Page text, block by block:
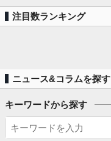
注目数ランキング
ニュース&コラムを探す
キーワードから探す